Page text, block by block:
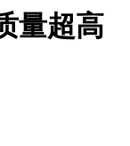
量超高